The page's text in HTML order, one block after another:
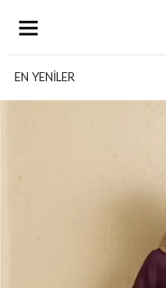
EN YENİLER